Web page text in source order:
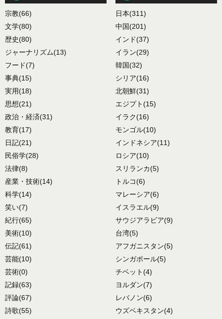
宗教(66)
文学(80)
歴史(80)
ジャーナリズム(13)
フード(7)
事典(15)
実用(18)
思想(21)
政治・経済(31)
教育(17)
日記(21)
民俗学(28)
法律(8)
産業・技術(14)
科学(14)
笑い(7)
紀行(65)
美術(10)
伝記(61)
芸能(10)
芸術(0)
記録(63)
評論(67)
詩歌(55)
日本(311)
中国(201)
インド(37)
イラン(29)
韓国(32)
シリア(16)
北朝鮮(31)
エジプト(15)
イラク(16)
モンゴル(10)
インドネシア(11)
ロシア(10)
スリランカ(5)
トルコ(6)
マレーシア(6)
イスラエル(9)
サウジアラビア(9)
台湾(5)
アフガニスタン(5)
シンガポール(5)
チベット(4)
ヨルダン(7)
レバノン(6)
ウズベキスタン(4)